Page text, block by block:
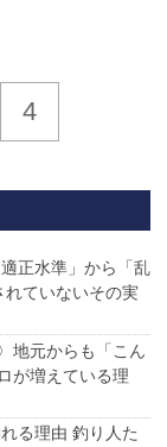
4
正水準」から「乱
ていないその実
地元からも「こん
が増えている理
る理由 釣り人た